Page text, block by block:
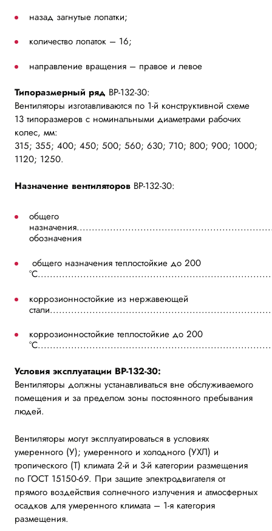
назад загнутые лопатки;
количество лопаток – 16;
направление вращения – правое и левое
Типоразмерный ряд ВР-132-30:
Вентиляторы изготавливаются по 1-й конструктивной схеме
13 типоразмеров с номинальными диаметрами рабочих
колес, мм:
315; 355; 400; 450; 500; 560; 630; 710; 800; 900; 1000;
1120; 1250.
Назначение вентиляторов ВР-132-30:
общего
обозначения
общего назначения теплостойкие до 200
коррозионностойкие из нержавеющей
коррозионностойкие теплостойкие до 200
Условия эксплуатации ВР-132-30:
Вентиляторы должны устанавливаться вне обслуживаемого
помещения и за пределом зоны постоянного пребывания
людей.
Вентиляторы могут эксплуатироваться в условиях
умеренного (У); умеренного и холодного (УХЛ) и
тропического (Т) климата 2-й и 3-й категории размещения
по ГОСТ 15150-69. При защите электродвигателя от
прямого воздействия солнечного излучения и атмосферных
осадков для умеренного климата – 1-я категория
размещения.